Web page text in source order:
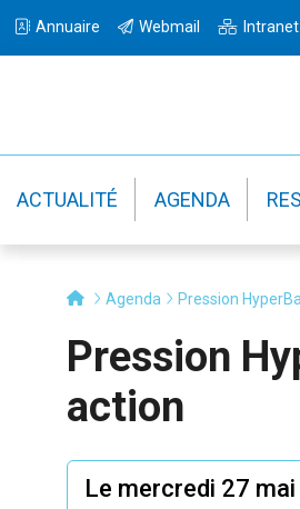
à
navigation
au
principal
Annuaire Webmail Intranet
ACTUALITÉ AGENDA
Agenda Pression
Pression
action
Le mercredi 27